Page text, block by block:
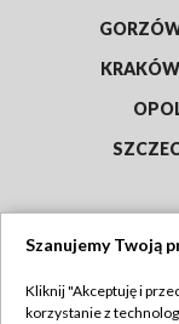
KRAKÓW
Szanujemy Twoją
Kliknij "Akceptuję i
korzystanie z